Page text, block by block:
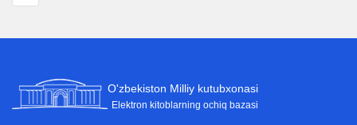
O'zbekiston Milliy kutubxonasi
Elektron kitoblarning ochiq bazasi